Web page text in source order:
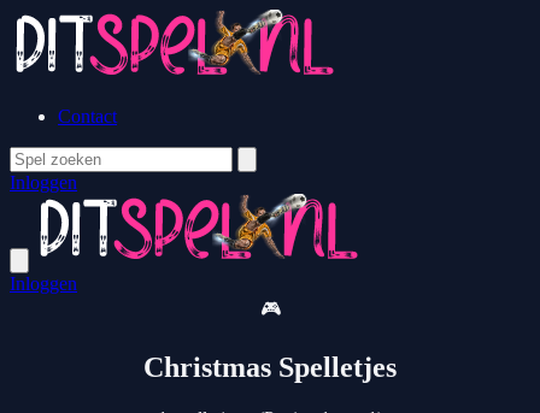
Contact
Inloggen
Inloggen
🎮
Christmas Spelletjes